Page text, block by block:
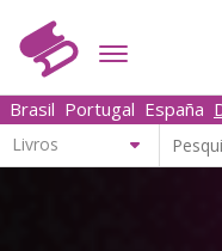
Brasil Portugal España